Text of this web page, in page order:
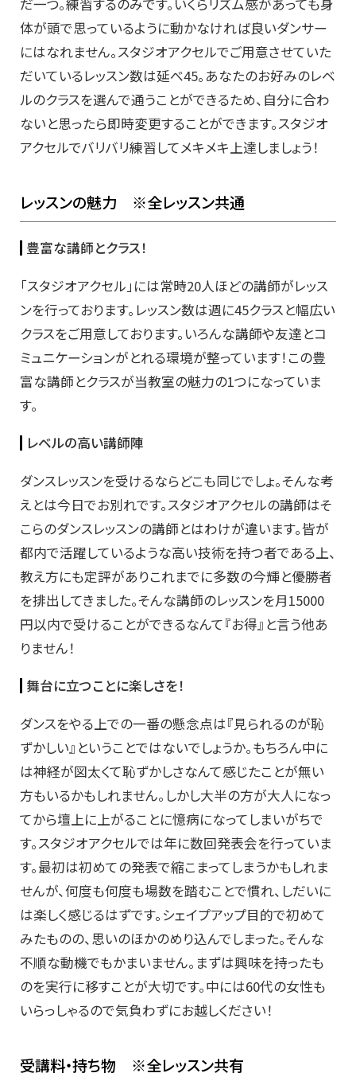
だ一つ。練習するのみです。いくらリズム感があっても身
体が頭で思っているように動かなければ良いダンサー
にはなれません。スタジオアクセルでご用意させていた
だいているレッスン数は延べ45。あなたのお好みのレベ
ルのクラスを選んで通うことができるため、自分に合わ
ないと思ったら即時変更することができます。スタジオ
アクセルでバリバリ練習してメキメキ上達しましょう！
レッスンの魅力 ※全レッスン共通
豊富な講師とクラス！
「スタジオアクセル」には常時20人ほどの講師がレッス
ンを行っております。レッスン数は週に45クラスと幅広い
クラスをご用意しております。いろんな講師や友達とコ
ミュニケーションがとれる環境が整っています！この豊
富な講師とクラスが当教室の魅力の1つになっていま
す。
レベルの高い講師陣
ダンスレッスンを受けるならどこも同じでしょ。そんな考
えとは今日でお別れです。スタジオアクセルの講師はそ
こらのダンスレッスンの講師とはわけが違います。皆が
都内で活躍しているような高い技術を持つ者である上、
教え方にも定評がありこれまでに多数の今輝と優勝者
を排出してきました。そんな講師のレッスンを月15000
円以内で受けることができるなんて『お得』と言う他あ
りません！
舞台に立つことに楽しさを！
ダンスをやる上での一番の懸念点は『見られるのが恥
ずかしい』ということではないでしょうか。もちろん中に
は神経が図太くて恥ずかしさなんて感じたことが無い
方もいるかもしれません。しかし大半の方が大人になっ
てから壇上に上がることに憶病になってしまいがちで
す。スタジオアクセルでは年に数回発表会を行っていま
す。最初は初めての発表で縮こまってしまうかもしれま
せんが、何度も何度も場数を踏むことで慣れ、しだいに
は楽しく感じるはずです。シェイプアップ目的で初めて
みたものの、思いのほかのめり込んでしまった。そんな
不順な動機でもかまいません。まずは興味を持ったも
のを実行に移すことが大切です。中には60代の女性も
いらっしゃるので気負わずにお越しください！
受講料・持ち物 ※全レッスン共有